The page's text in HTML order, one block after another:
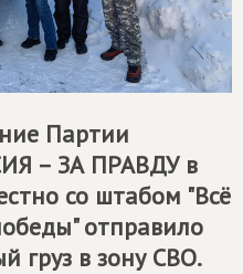
Партии
– ЗА ПРАВДУв
со штабом "Всё
отправило
груз в зону СВО.